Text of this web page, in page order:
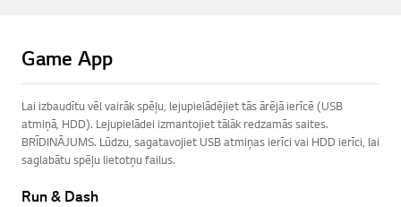
Game App
Lai izbaudītu vēl vairāk spēļu, lejupielādējiet tās ārējā ierīcē (USB
atmiņā, HDD). Lejupielādei izmantojiet tālāk redzamās saites.
BRĪDINĀJUMS. Lūdzu, sagatavojiet USB atmiņas ierīci vai HDD ierīci, lai
saglabātu spēļu lietotņu failus.
Run & Dash